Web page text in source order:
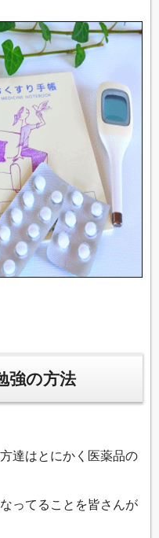
強の方法
達はとにかく医薬品の
ってることを皆さんが